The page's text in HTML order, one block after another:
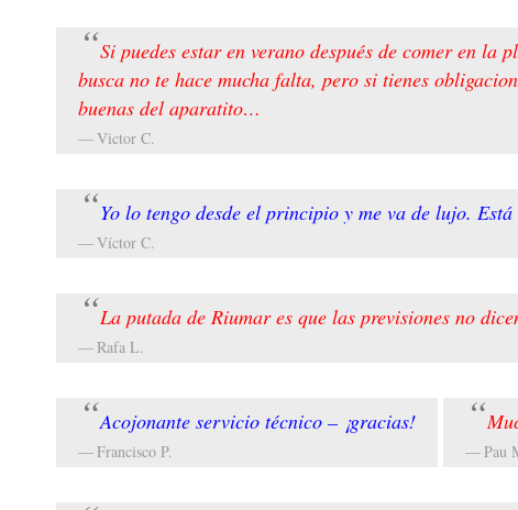
Si puedes estar en verano después de comer en
busca no te hace mucha falta, pero si tienes
buenas del aparatito…
Victor C.
Yo lo tengo desde el principio y me va de lujo.
Víctor C.
La putada de Riumar es que las previsiones no
Rafa L.
Acojonante servicio técnico – ¡gracias!
Francisco P. Pau